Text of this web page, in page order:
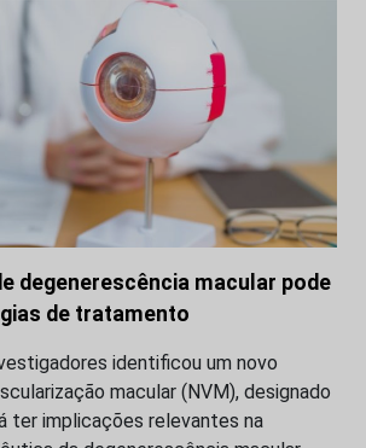
degenerescência macular pode
de tratamento
identificou um novo
macular (NVM), designado
ter implicações relevantes na